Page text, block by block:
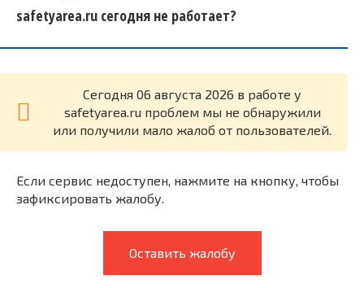
safetyarea.ru сегодня не работает?
Cегодня 06 августа 2026 в работе у
safetyarea.ru проблем мы не обнаружили
или получили мало жалоб от пользователей.
Если сервис недоступен, нажмите на кнопку, чтобы
зафиксировать жалобу.
Оставить жалобу